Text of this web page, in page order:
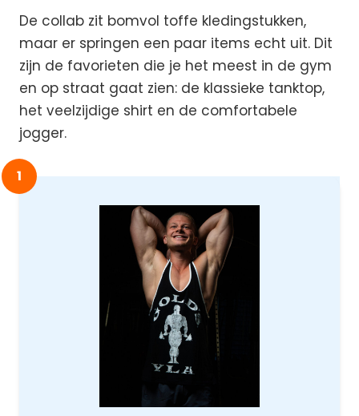
De collab zit bomvol toffe kledingstukken,
maar er springen een paar items echt uit. Dit
zijn de favorieten die je het meest in de gym
en op straat gaat zien: de klassieke tanktop,
het veelzijdige shirt en de comfortabele
jogger.
1